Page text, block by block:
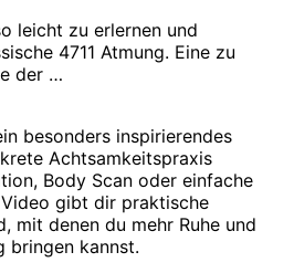
leicht zu erlernen und
4711 Atmung. Eine zu
der …
besonders inspirierendes
Achtsamkeitspraxis
Body Scan oder einfache
gibt dir praktische
mit denen du mehr Ruhe und
bringen kannst.